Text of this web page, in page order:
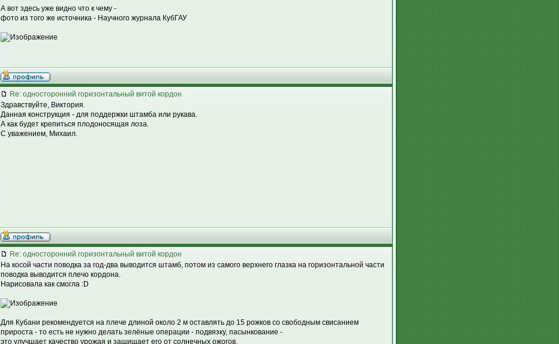
А вот здесь уже видно что к чему -
фото из того же источника - Научного журнала КубГАУ
Re: односторонний горизонтальный витой кордон
Здравствуйте, Виктория.
Данная конструкция - для поддержки штамба или рукава.
А как будет крепиться плодоносящая лоза.
С уважением, Михаил.
Re: односторонний горизонтальный витой кордон
На косой части поводка за год-два выводится штамб, потом из самого верхнего глазка на горизонтальной части
поводка выводится плечо кордона.
Нарисовала как смогла :D
Для Кубани рекомендуется на плече длиной около 2 м оставлять до 15 рожков со свободным свисанием
прироста - то есть не нужно делать зелёные операции - подвязку, пасынкование -
это улучшает качество урожая и защищает его от солнечных ожогов.